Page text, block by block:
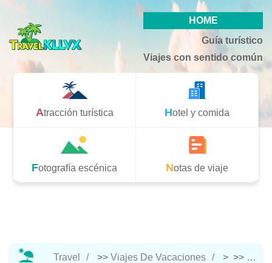
HOME
Guía turístico
Viajes con sentido común
Atracción turística Hotel y comida
Fotografía escénica Notas de viaje
Travel >> Viajes De Vacaciones > >>